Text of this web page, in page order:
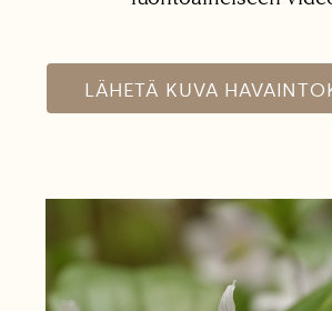
LÄHETÄ KUVA